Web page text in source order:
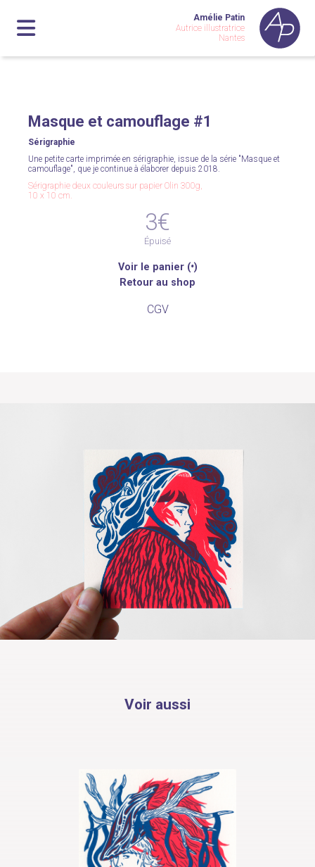
Amélie Patin
Autrice illustratrice
Nantes
Masque et camouflage #1
Sérigraphie
Une petite carte imprimée en sérigraphie, issue de la série "Masque et
camouflage", que je continue à élaborer depuis 2018.
Sérigraphie deux couleurs sur papier Olin 300g,
10 x 10 cm.
3€
Épuisé
Voir le panier (•)
Retour au shop
CGV
Voir aussi